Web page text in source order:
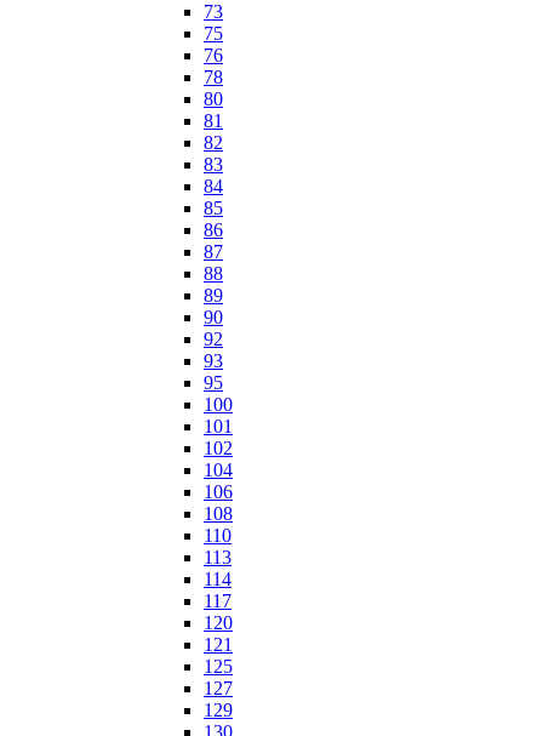
73
75
76
78
80
81
82
83
84
85
86
87
88
89
90
92
93
95
100
101
102
104
106
108
110
113
114
117
120
121
125
127
129
130